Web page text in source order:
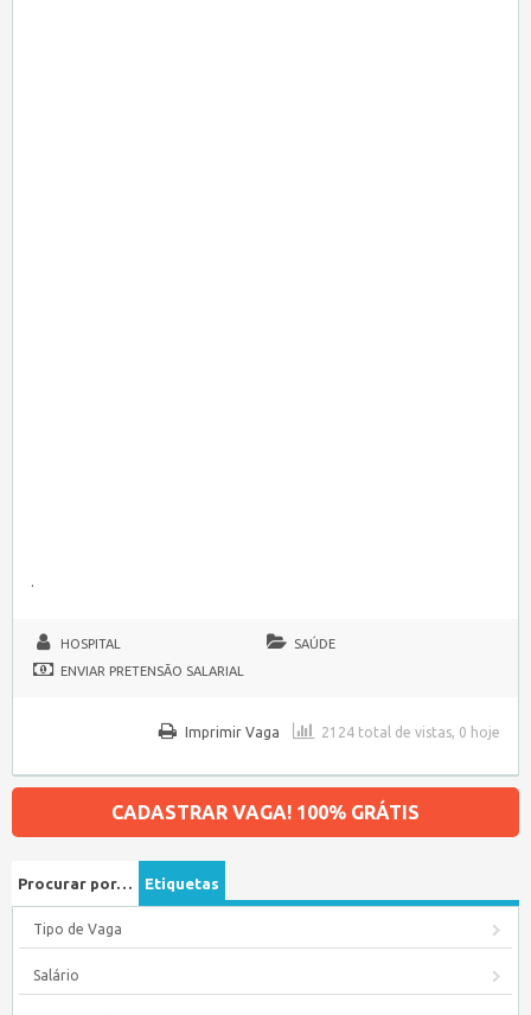
.
HOSPITAL
SAÚDE
ENVIAR PRETENSÃO SALARIAL
2124 total de vistas, 0 hoje
Imprimir Vaga
CADASTRAR VAGA! 100% GRÁTIS
Procurar por… Etiquetas
Tipo de Vaga
Salário